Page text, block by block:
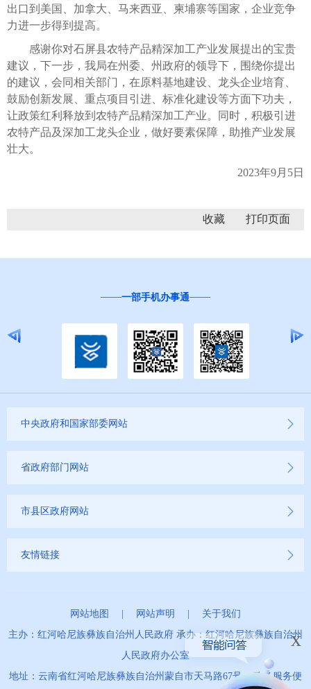
出口到美国、加拿大、马来西亚、柬埔寨等国家，企业竞争
力进一步得到提高。
感谢你对石屏县农特产品精深加工产业发展提出的宝贵
建议，下一步，我局在州委、州政府的领导下，围绕你提出
的建议，会同相关部门，在原料基地建设、龙头企业培育、
鼓励创新发展、重点项目引进、标准化建设等方面下功夫，
让政策红利释放到农特产品精深加工产业。同时，积极引进
农特产品及深加工龙头企业，做好要素保障，助推产业发展
壮大。
2023年9月5日
收藏
一部手机办事通
中央政府和国家部委网站
省政府部门网站
市县区政府网站
友情链接
网站地图 网站声明
关于我们
主办：红河哈尼族彝族自治州人民政府 承办：红河哈尼族彝族自治州
人民政府办公室
地址：云南省红河哈尼族彝族自治州蒙自市天马路67号 政务服务便
x